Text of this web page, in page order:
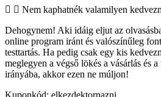
Nem kaphatnék valamilyen
Dehogynem! Aki idáig eljut az
online program iránt és valószínűleg
testtartás. Ha pedig csak egy kis
meglegyen a végső lökés a vásárlás és
irányába, akkor ezen ne múljon!